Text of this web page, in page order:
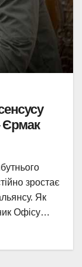
Єрмак
зростає
Як
Офісу…